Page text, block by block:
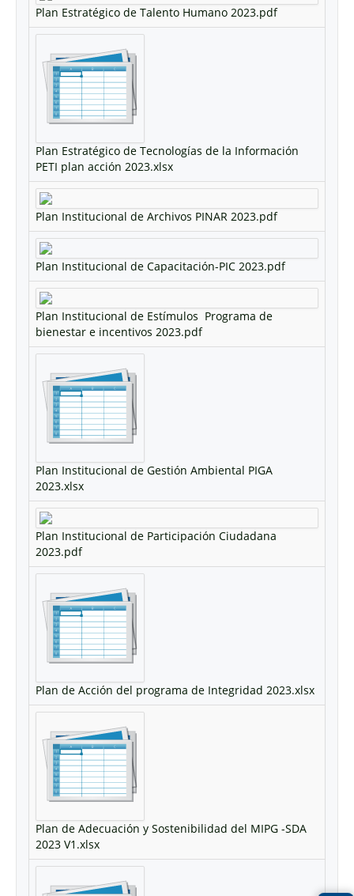
Plan Estratégico de Talento Humano 2023.pdf
Plan Estratégico de Tecnologías de la Información
PETI plan acción 2023.xlsx
Plan Institucional de Archivos PINAR 2023.pdf
Plan Institucional de Capacitación-PIC 2023.pdf
Plan Institucional de Estímulos  Programa de
bienestar e incentivos 2023.pdf
Plan Institucional de Gestión Ambiental PIGA
2023.xlsx
Plan Institucional de Participación Ciudadana
2023.pdf
Plan de Acción del programa de Integridad 2023.xlsx
Plan de Adecuación y Sostenibilidad del MIPG -SDA
2023 V1.xlsx